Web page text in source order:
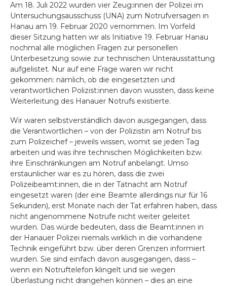
Am 18. Juli 2022 wurden vier Zeug:innen der Polizei im
Untersuchungsausschuss (UNA) zum Notrufversagen in
Hanau am 19. Februar 2020 vernommen. Im Vorfeld
dieser Sitzung hatten wir als Initiative 19. Februar Hanau
nochmal alle möglichen Fragen zur personellen
Unterbesetzung sowie zur technischen Unterausstattung
aufgelistet. Nur auf eine Frage waren wir nicht
gekommen: nämlich, ob die eingesetzten und
verantwortlichen Polizist:innen davon wussten, dass keine
Weiterleitung des Hanauer Notrufs existierte.
Wir waren selbstverständlich davon ausgegangen, dass
die Verantwortlichen – von der Polizistin am Notruf bis
zum Polizeichef – jeweils wissen, womit sie jeden Tag
arbeiten und was ihre technischen Möglichkeiten bzw.
ihre Einschränkungen am Notruf anbelangt. Umso
erstaunlicher war es zu hören, dass die zwei
Polizeibeamt:innen, die in der Tatnacht am Notruf
eingesetzt waren (der eine Beamte allerdings nur für 16
Sekunden), erst Monate nach der Tat erfahren haben, dass
nicht angenommene Notrufe nicht weiter geleitet
wurden. Das würde bedeuten, dass die Beamt:innen in
der Hanauer Polizei niemals wirklich in die vorhandene
Technik eingeführt bzw. über deren Grenzen informiert
wurden. Sie sind einfach davon ausgegangen, dass –
wenn ein Notruftelefon klingelt und sie wegen
Überlastung nicht drangehen können – dies an eine